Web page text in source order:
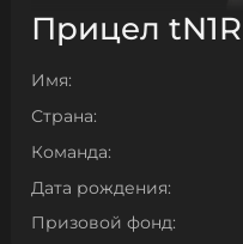
Прицел tN1R
Имя:
Страна:
Команда:
Дата рождения:
Призовой фонд: